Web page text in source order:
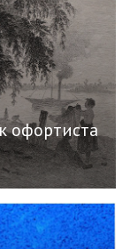
офортиста